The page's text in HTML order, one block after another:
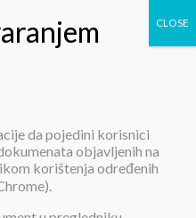
ili ispravak
da pojedini korisnici
objavljenih na
korištenja određenih